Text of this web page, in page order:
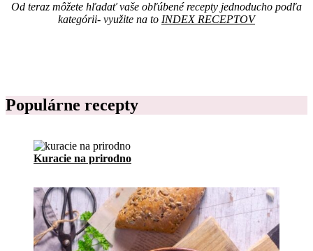
n
a
o
v
Od teraz môžete hľadať vaše obľúbené recepty jednoducho podľa
kategórii- využite na to INDEX RECEPTOV
Populárne recepty
Kuracie na prirodno